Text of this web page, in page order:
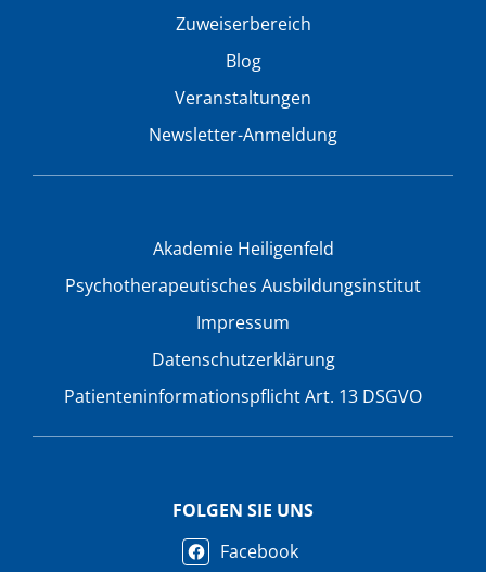
Zuweiserbereich
Blog
Veranstaltungen
Newsletter-Anmeldung
Akademie Heiligenfeld
Psychotherapeutisches Ausbildungsinstitut
Impressum
Datenschutzerklärung
Patienteninformationspflicht Art. 13 DSGVO
FOLGEN SIE UNS
Facebook